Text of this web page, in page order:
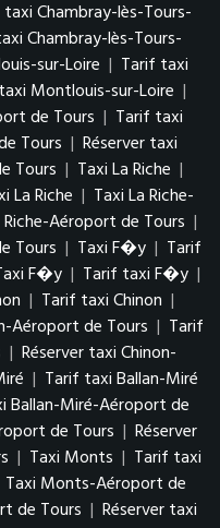
Chambray-lès-Tours-
Chambray-lès-Tours-
sur-Loire | Tarif taxi
Montlouis-sur-Loire |
de Tours | Tarif taxi
Tours | Réserver taxi
Tours | Taxi La Riche |
La Riche | Taxi La Riche-
Aéroport de Tours |
Tours | Taxi F�y | Tarif
F�y | Tarif taxi F�y |
| Tarif taxi Chinon |
Aéroport de Tours | Tarif
| Réserver taxi Chinon-
| Tarif taxi Ballan-Miré
Ballan-Miré-Aéroport de
de Tours | Réserver
| Taxi Monts | Tarif taxi
Taxi Monts-Aéroport de
de Tours | Réserver taxi